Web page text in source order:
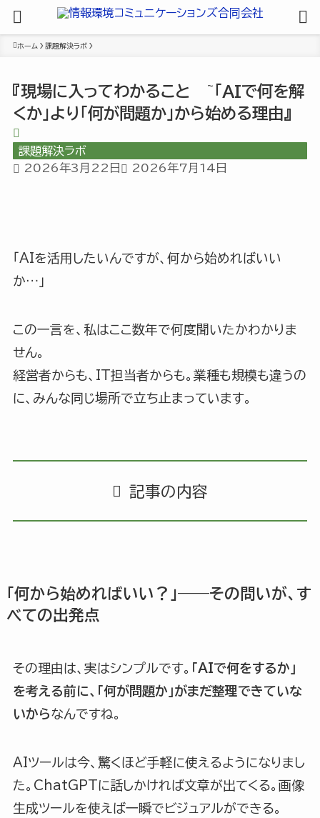
ホーム 課題解決ラボ
『現場に入ってわかること ~「AIで何を解
くか」より「何が問題か」から始める理由』
課題解決ラボ
2026年3月22日
2026年7月14日
「AIを活用したいんですが、何から始めればいい
か…」
この一言を、私はここ数年で何度聞いたかわかりま
せん。
経営者からも、IT担当者からも。業種も規模も違うの
に、みんな同じ場所で立ち止まっています。
記事の内容
「何から始めればいい？」——その問いが、す
べての出発点
その理由は、実はシンプルです。
「AIで何をするか」
を考える前に、「何が問題か」がまだ整理できていな
いからなんですね。
AIツールは今、驚くほど手軽に使えるようになりまし
た。ChatGPTに話しかければ文章が出てくる。画像
生成ツールを使えば一瞬でビジュアルができる。